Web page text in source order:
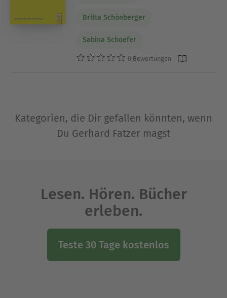
Britta Schönberger
Sabina Schoefer
0 Bewertungen
Kategorien, die Dir gefallen könnten, wenn
Du Gerhard Fatzer magst
Lesen. Hören. Bücher
erleben.
Teste 30 Tage kostenlos